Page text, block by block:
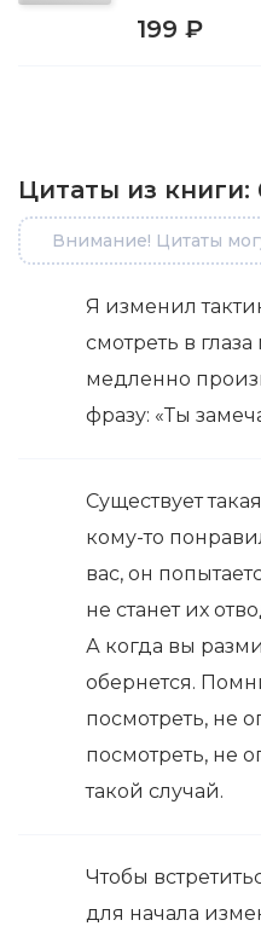
199 ₽
Цитаты из книги:
Внимание! Цитаты
Я изменил
смотреть в
медленно
фразу: «Ты
Существует
кому-то
вас, он
не станет их
А когда вы
обернется.
посмотреть, не
посмотреть, не
такой случай.
Чтобы
для начала